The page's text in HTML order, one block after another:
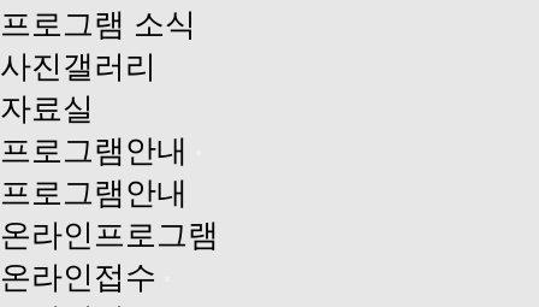
프로그램 소식
사진갤러리
자료실
프로그램안내
프로그램안내
온라인프로그램
온라인접수